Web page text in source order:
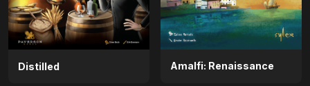
Distilled Amalfi: Renaissance